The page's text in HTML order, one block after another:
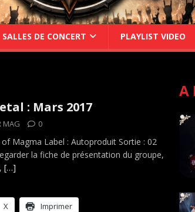
SALLES DE CONCERT PLAYLIST VIDEO
: Mars 2017
MAG 0
of Magma Label : Autoproduit Sortie : 02
la fiche de présentation du groupe,
[…]
X Imprimer
A